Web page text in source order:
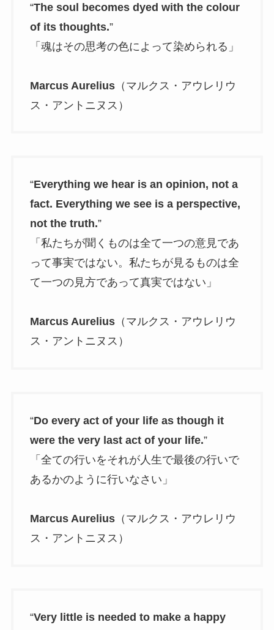
“The soul becomes dyed with the colour
of its thoughts.”
「魂はその思考の色によって染められる」
Marcus Aurelius（マルクス・アウレリウ
ス・アントニヌス）
“Everything we hear is an opinion, not a
fact. Everything we see is a perspective,
not the truth.”
「私たちが聞くものは全て一つの意見であ
って事実ではない。私たちが見るものは全
て一つの見方であって真実ではない」
Marcus Aurelius（マルクス・アウレリウ
ス・アントニヌス）
“Do every act of your life as though it
were the very last act of your life.”
「全ての行いをそれが人生で最後の行いで
あるかのように行いなさい」
Marcus Aurelius（マルクス・アウレリウ
ス・アントニヌス）
“Very little is needed to make a happy